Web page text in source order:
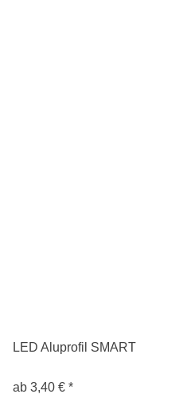
LED Aluprofil SMART
ab 3,40 € *